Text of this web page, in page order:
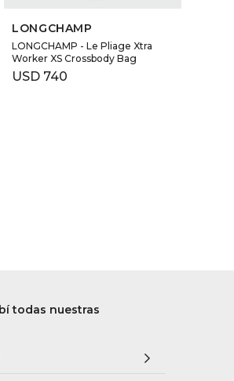
LONGCHAMP
LONGCHAMP - Le Pliage Xtra
Worker XS Crossbody Bag
USD 740
todas nuestras